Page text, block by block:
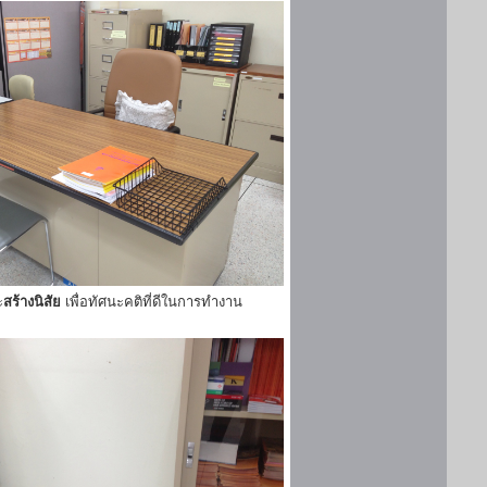
สร้างนิสัย เพื่อทัศนะคติที่ดีในการทำงาน